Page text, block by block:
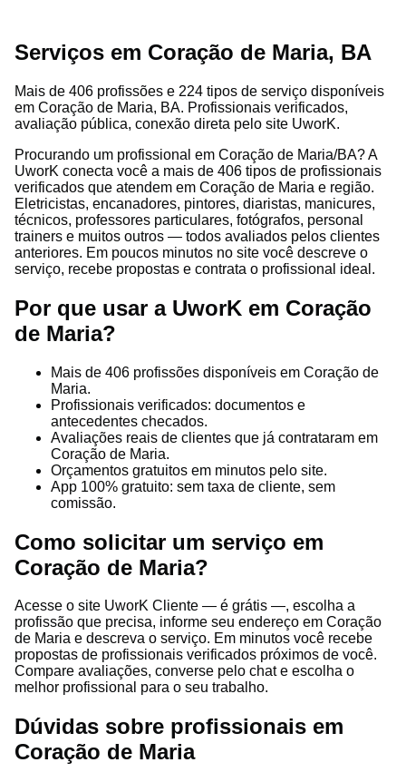
Serviços em Coração de Maria, BA
Mais de 406 profissões e 224 tipos de serviço disponíveis
em Coração de Maria, BA. Profissionais verificados,
avaliação pública, conexão direta pelo site UworK.
Procurando um profissional em Coração de Maria/BA? A
UworK conecta você a mais de 406 tipos de profissionais
verificados que atendem em Coração de Maria e região.
Eletricistas, encanadores, pintores, diaristas, manicures,
técnicos, professores particulares, fotógrafos, personal
trainers e muitos outros — todos avaliados pelos clientes
anteriores. Em poucos minutos no site você descreve o
serviço, recebe propostas e contrata o profissional ideal.
Por que usar a UworK em Coração
de Maria?
Mais de 406 profissões disponíveis em Coração de
Maria.
Profissionais verificados: documentos e
antecedentes checados.
Avaliações reais de clientes que já contrataram em
Coração de Maria.
Orçamentos gratuitos em minutos pelo site.
App 100% gratuito: sem taxa de cliente, sem
comissão.
Como solicitar um serviço em
Coração de Maria?
Acesse o site UworK Cliente — é grátis —, escolha a
profissão que precisa, informe seu endereço em Coração
de Maria e descreva o serviço. Em minutos você recebe
propostas de profissionais verificados próximos de você.
Compare avaliações, converse pelo chat e escolha o
melhor profissional para o seu trabalho.
Dúvidas sobre profissionais em
Coração de Maria